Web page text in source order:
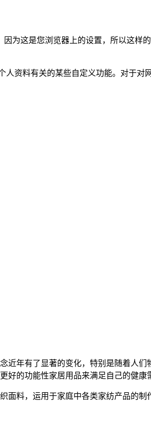
为这是您浏览器上的设置，所以这样
资料有关的某些自定义功能。对于
年有了显著的变化，特别是随着人
好的功能性家居用品来满足自己的健康
料，运用于家庭中各类家纺产品的